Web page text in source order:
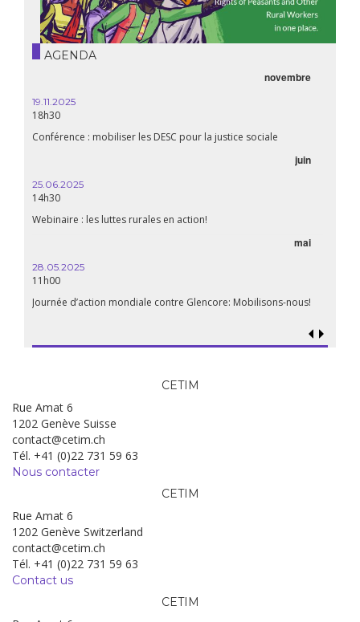
AGENDA
novembre
19.11.2025
18h30
Conférence : mobiliser les DESC pour la justice sociale
juin
25.06.2025
14h30
Webinaire : les luttes rurales en action!
mai
28.05.2025
11h00
Journée d’action mondiale contre Glencore: Mobilisons-nous!
CETIM
Rue Amat 6
1202 Genève Suisse
contact@cetim.ch
Tél. +41 (0)22 731 59 63
Nous contacter
CETIM
Rue Amat 6
1202 Genève Switzerland
contact@cetim.ch
Tél. +41 (0)22 731 59 63
Contact us
CETIM